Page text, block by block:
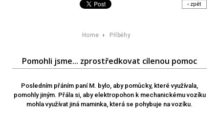
‹ zpět
Home › Příběhy
Pomohli jsme... zprostředkovat cílenou pomoc
Posledním přáním paní M. bylo, aby pomůcky, které využívala,
pomohly jiným. Přála si, aby elektropohon k mechanickému vozíku
mohla využívat jiná maminka, která se pohybuje na vozíku.